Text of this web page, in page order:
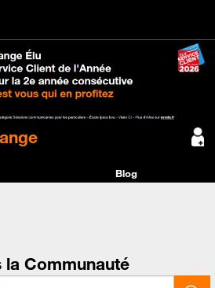
Blog
la Communauté